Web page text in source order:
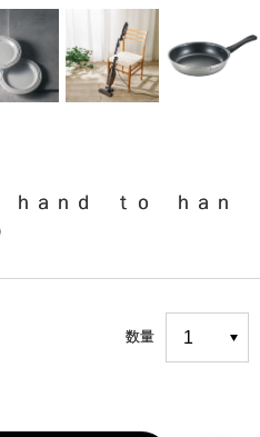
ｈａｎｄ ｔｏ ｈａｎ
数量